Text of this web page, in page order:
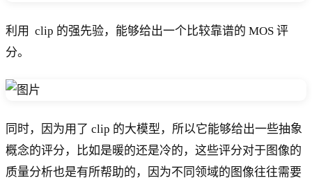
利用 clip 的强先验，能够给出一个比较靠谱的 MOS 评
分。
同时，因为用了 clip 的大模型，所以它能够给出一些抽象
概念的评分，比如是暖的还是冷的，这些评分对于图像的
质量分析也是有所帮助的，因为不同领域的图像往往需要